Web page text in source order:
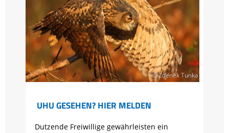
© Zdenek Tunka
UHU GESEHEN? HIER MELDEN
Dutzende Freiwillige gewährleisten ein